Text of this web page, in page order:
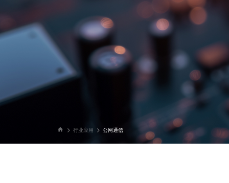
行业应用 公网通信